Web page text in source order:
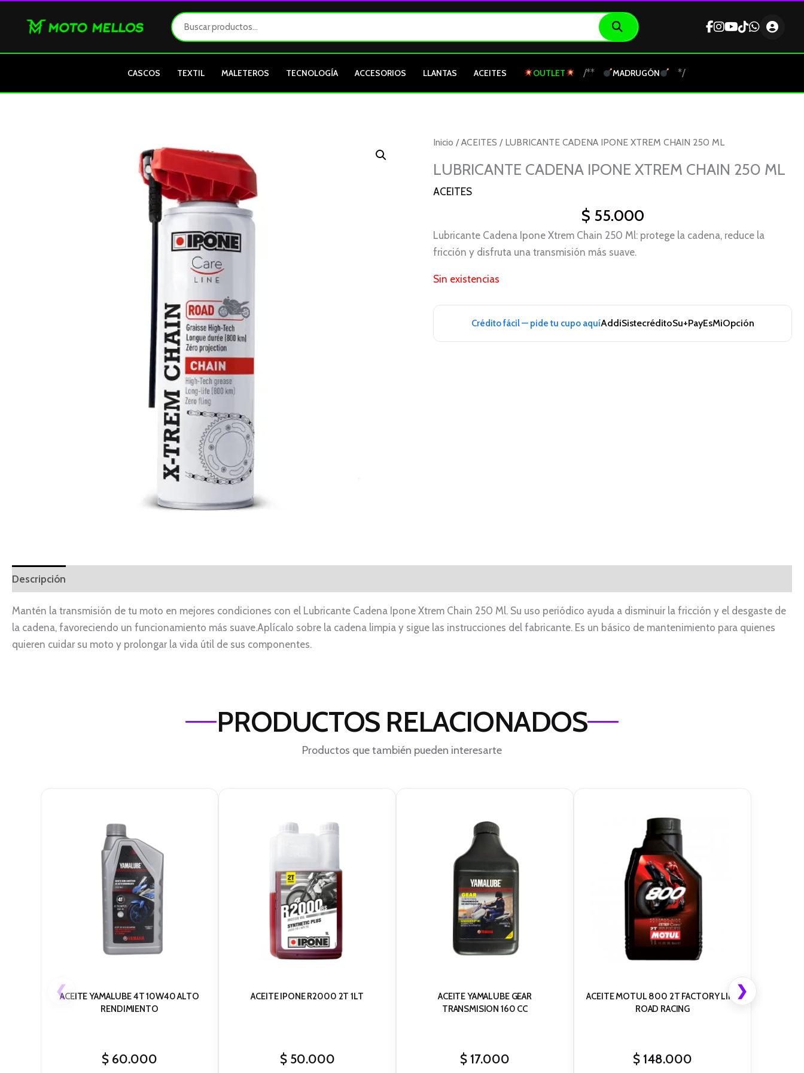
CASCOS TEXTIL MALETEROS TECNOLOGÍA ACCESORIOS LLANTAS ACEITES OUTLET /** MADRUGÓN */
Inicio /ACEITES / LUBRICANTE CADENA IPONE XTREM CHAIN 250 ML
LUBRICANTE CADENA IPONE XTREM CHAIN 250 ML
ACEITES
$ 55.000
Lubricante Cadena Ipone Xtrem Chain 250 Ml: protege la cadena, reduce la
fricción y disfruta una transmisión más suave.
Sin existencias
Crédito fácil — pide tu cupo aquíAddiSistecréditoSu+PayEsMiOpción
Descripción
Mantén la transmisión de tu moto en mejores condiciones con el Lubricante Cadena Ipone Xtrem Chain 250 Ml. Su uso periódico ayuda a disminuir la fricción y el desgaste de
la cadena, favoreciendo un funcionamiento más suave.Aplícalo sobre la cadena limpia y sigue las instrucciones del fabricante. Es un básico de mantenimiento para quienes
quieren cuidar su moto y prolongar la vida útil de sus componentes.
PRODUCTOS RELACIONADOS
Productos que también pueden interesarte
ACEITE YAMALUBE 4T 10W40 ALTO
RENDIMIENTO
$ 60.000
ACEITE IPONE R2000 2T 1LT
$50.000
ACEITE YAMALUBE GEAR
TRANSMISION 160 CC
$ 17.000
ACEITE MOTUL 800 2T FACTORY LINE
ROAD RACING
$ 148.000
❮ ❯